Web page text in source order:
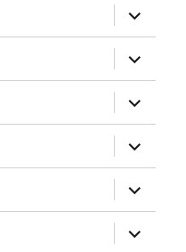
anzeigen
anzeigen
anzeigen
anzeigen
anzeigen
anzeigen